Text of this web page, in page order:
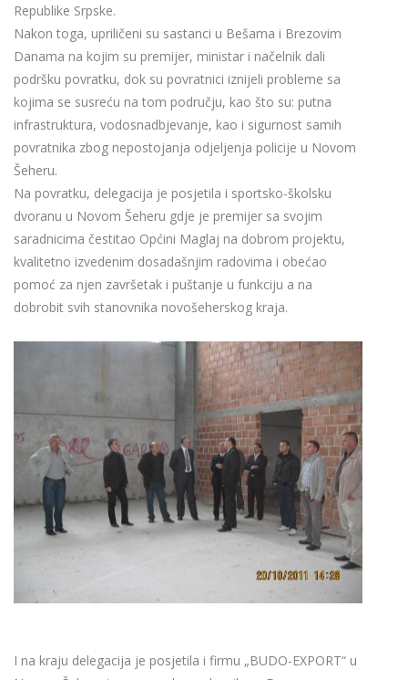
Republike Srpske.
Nakon toga, upriličeni su sastanci u Bešama i Brezovim
Danama na kojim su premijer, ministar i načelnik dali
podršku povratku, dok su povratnici iznijeli probleme sa
kojima se susreću na tom području, kao što su: putna
infrastruktura, vodosnadbjevanje, kao i sigurnost samih
povratnika zbog nepostojanja odjeljenja policije u Novom
Šeheru.
Na povratku, delegacija je posjetila i sportsko-školsku
dvoranu u Novom Šeheru gdje je premijer sa svojim
saradnicima čestitao Općini Maglaj na dobrom projektu,
kvalitetno izvedenim dosadašnjim radovima i obećao
pomoć za njen završetak i puštanje u funkciju a na
dobrobit svih stanovnika novošeherskog kraja.
I na kraju delegacija je posjetila i firmu „BUDO-EXPORT“ u